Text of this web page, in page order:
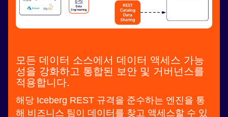
모든 데이터 소스에서 데이터 액세스 가능
성을 강화하고 통합된 보안 및 거버넌스를
적용합니다.
해당 Iceberg REST 규격을 준수하는 엔진을 통
해 비즈니스 팀이 데이터를 찾고 액세스할 수 있